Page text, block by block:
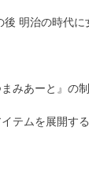
明治の時代に
みあーと』の
テムを展開する